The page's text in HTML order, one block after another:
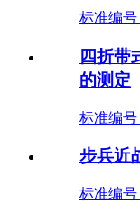
标准编号
四折带
的测定
标准编号
步兵近
标准编号